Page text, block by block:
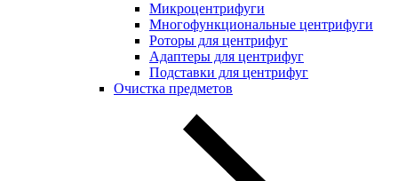
Микроцентрифуги
Многофункциональные центрифуги
Роторы для центрифуг
Адаптеры для центрифуг
Подставки для центрифуг
Очистка предметов